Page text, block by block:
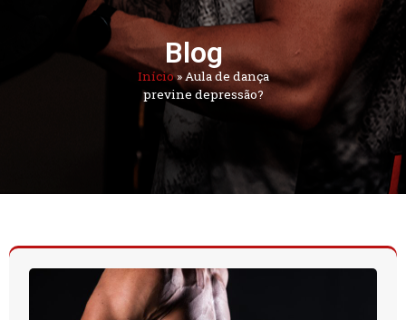
Blog
Início»Aula de dança
previne depressão?